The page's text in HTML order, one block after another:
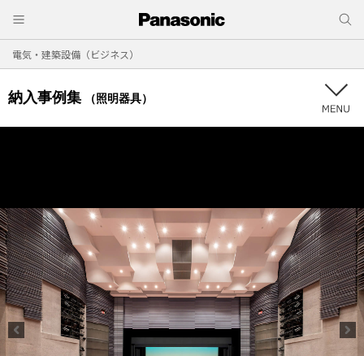
電気・建築設備（ビジネス）
納入事例集 （照明器具）